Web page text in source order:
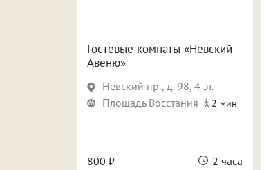
Гостевые комнаты «Невский
Авеню»
Невский пр., д. 98, 4 эт.
Площадь Восстания
2 мин
800 ₽ 2 часа